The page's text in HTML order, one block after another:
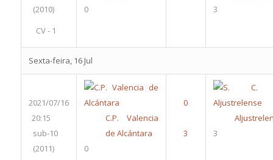
(2010)
CV - 1
0
3
Sexta-feira, 16 Jul
2021/07/16
20:15
sub-10
(2011)
C.P. Valencia
de Alcántara
0
3